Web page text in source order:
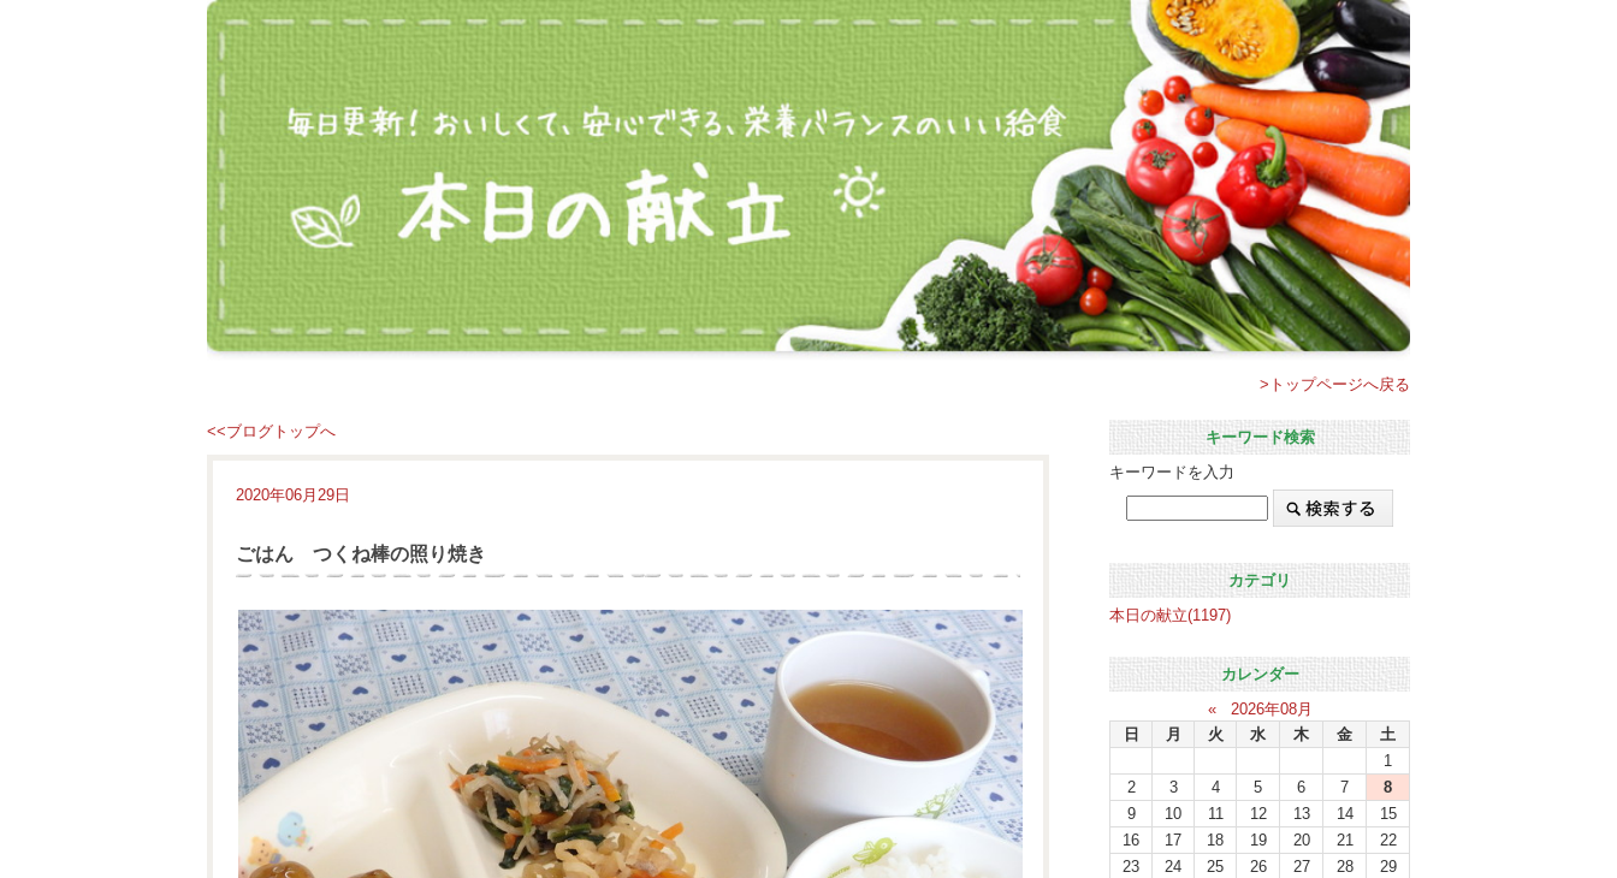
>トップページへ戻る
<<ブログトップへ
2020年06月29日
ごはん つくね棒の照り焼き
キーワード検索
キーワードを入力
カテゴリ
本日の献立(1197)
カレンダー
«
2026年08月
日
月 火 水 木 金
土
1
2
3 4 5 6 7
8
9
10 11 12 13 14
15
16
17 18 19 20 21
22
23
24 25 26 27 28
29